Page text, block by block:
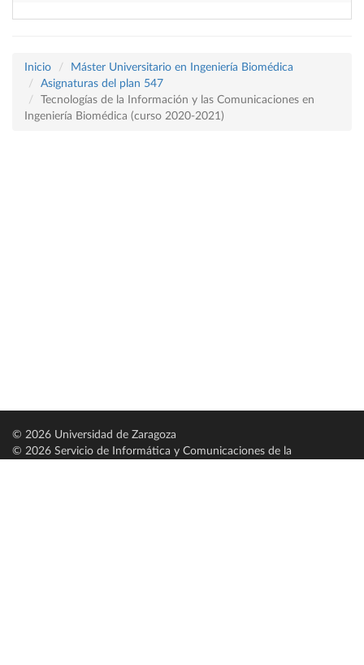
Inicio
Máster Universitario en Ingeniería Biomédica
Asignaturas del plan 547
Tecnologías de la Información y las Comunicaciones en
Ingeniería Biomédica (curso 2020-2021)
© 2026 Universidad de Zaragoza
© 2026 Servicio de Informática y Comunicaciones de la